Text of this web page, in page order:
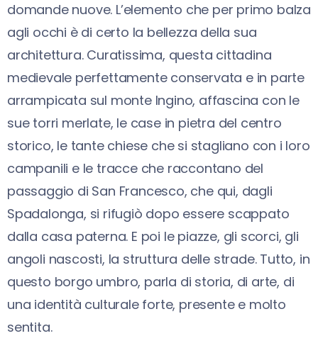
domande nuove. L’elemento che per primo balza
agli occhi è di certo la bellezza della sua
architettura. Curatissima, questa cittadina
medievale perfettamente conservata e in parte
arrampicata sul monte Ingino, affascina con le
sue torri merlate, le case in pietra del centro
storico, le tante chiese che si stagliano con i loro
campanili e le tracce che raccontano del
passaggio di San Francesco, che qui, dagli
Spadalonga, si rifugiò dopo essere scappato
dalla casa paterna. E poi le piazze, gli scorci, gli
angoli nascosti, la struttura delle strade. Tutto, in
questo borgo umbro, parla di storia, di arte, di
una identità culturale forte, presente e molto
sentita.